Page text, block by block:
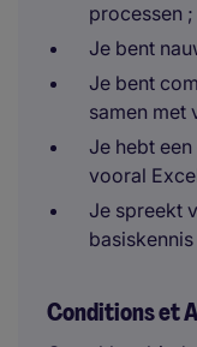
processen ;
Je bent
Je bent
samen met
Je hebt
vooral
Je spreekt
Conditions et